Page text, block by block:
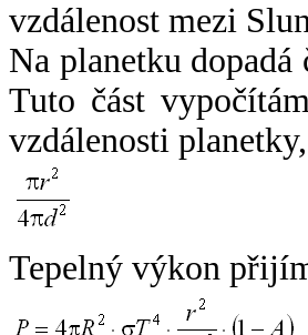
vzdálenost mezi
Na planetku
Tuto část
vzdálenosti
Tepelný výkon